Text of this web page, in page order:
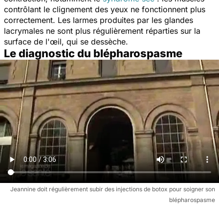
contrôlant le clignement des yeux ne fonctionnent plus
correctement. Les larmes produites par les glandes
lacrymales ne sont plus régulièrement réparties sur la
surface de l'œil, qui se dessèche.
Le diagnostic du blépharospasme
Jeannine doit régulièrement subir des injections de botox pour soigner son
blépharospasme